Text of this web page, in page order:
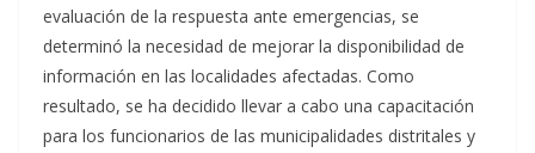
evaluación de la respuesta ante emergencias, se
determinó la necesidad de mejorar la disponibilidad de
información en las localidades afectadas. Como
resultado, se ha decidido llevar a cabo una capacitación
para los funcionarios de las municipalidades distritales y